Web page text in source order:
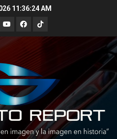
11:36:26 AM
YoutubeFacebook
TikTok